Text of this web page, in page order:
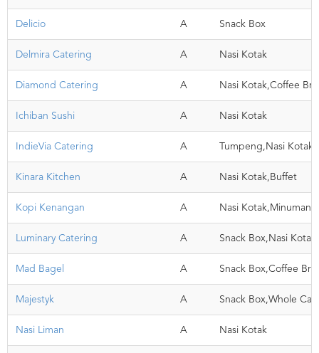
Delicio A Snack Box
Delmira Catering A Nasi Kotak
Diamond Catering A Nasi Kotak,Coffee
Ichiban Sushi A Nasi Kotak
IndieVia Catering A Tumpeng,Nasi Kotak
Kinara Kitchen A Nasi Kotak,Buffet
Kopi Kenangan A Nasi
Luminary Catering A Snack Box,Nasi Kotak
Mad Bagel A Snack Box,Coffee
Majestyk A Snack Box,Whole
Nasi Liman A Nasi Kotak